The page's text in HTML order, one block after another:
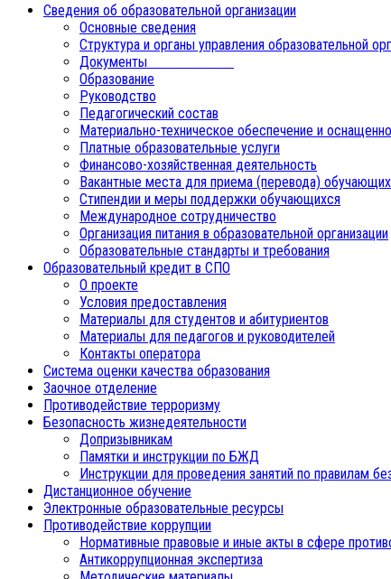
Сведения об образовательной организации
Основные сведения
Структура и органы управления образовательной
Документы
Образование
Руководство
Педагогический состав
Материально-техническое обеспечение и
Платные образовательные услуги
Финансово-хозяйственная деятельность
Вакантные места для приема (перевода)
Стипендии и меры поддержки обучающихся
Международное сотрудничество
Организация питания в образовательной организации
Образовательные стандарты и требования
Образовательный кредит в СПО
О проекте
Условия предоставления
Материалы для студентов и абитуриентов
Материалы для педагогов и руководителей
Контакты оператора
Система оценки качества образования
Заочное отделение
Противодействие терроризму
Безопасность жизнедеятельности
Допризывникам
Памятки и инструкции по БЖД
Инструкции для проведения занятий по правилам
Дистанционное обучение
Электронные образовательные ресурсы
Противодействие коррупции
Нормативные правовые и иные акты в сфере
Антикоррупционная экспертиза